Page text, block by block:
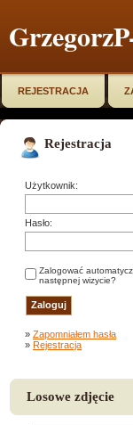
REJESTRACJA
Rejestracja
Użytkownik:
Hasło:
Zalogować
następnej wizycie?
» Zapomniałem hasła
» Rejestracja
Losowe zdjęcie